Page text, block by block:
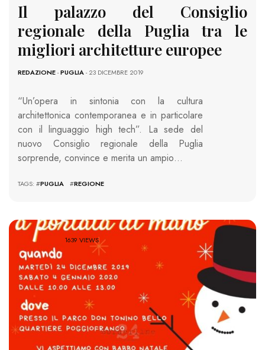
Il palazzo del Consiglio
regionale della Puglia tra le
migliori architetture europee
REDAZIONE-PUGLIA- 23 DICEMBRE 2019
“Un’opera in sintonia con la cultura
architettonica contemporanea e in particolare
con il linguaggio high tech”. La sede del
nuovo Consiglio regionale della Puglia
sorprende, convince e merita un ampio…
TAGS: #PUGLIA #REGIONE
1639 VIEWS